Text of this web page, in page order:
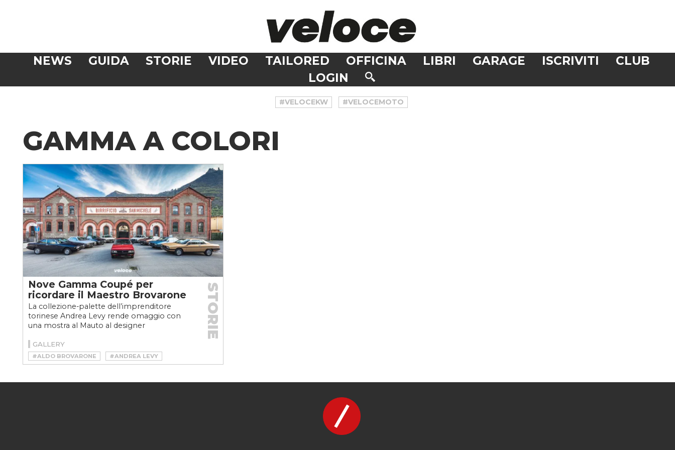
NEWS GUIDA STORIE VIDEO TAILORED OFFICINA LIBRI GARAGE ISCRIVITI
CLUB
LOGIN
#VELOCEKW #VELOCEMOTO
GAMMA A COLORI
Nove Gamma Coupé per
ricordare il Maestro Brovarone
La collezione-palette dell’imprenditore
torinese Andrea Levy rende omaggio con
una mostra al Mauto al designer
STORIE
GALLERY
#ALDO BROVARONE
#ANDREA LEVY
#BROVARONE
#GAMMA A COLORI
#MAUTO